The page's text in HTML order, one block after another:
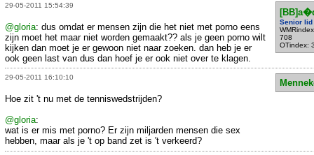
29-05-2011 15:54:39
Senior lid
708
OTindex:
@gloria: dus omdat er mensen zijn die het niet met porno eens
zijn moet het maar niet worden gemaakt?? als je geen porno wilt
kijken dan moet je er gewoon niet naar zoeken. dan heb je er
ook geen last van dus dan hoef je er ook niet over te klagen.
29-05-2011 16:10:10
Hoe zit 't nu met de tenniswedstrijden?
@gloria:
wat is er mis met porno? Er zijn miljarden mensen die sex
hebben, maar als je 't op band zet is 't verkeerd?